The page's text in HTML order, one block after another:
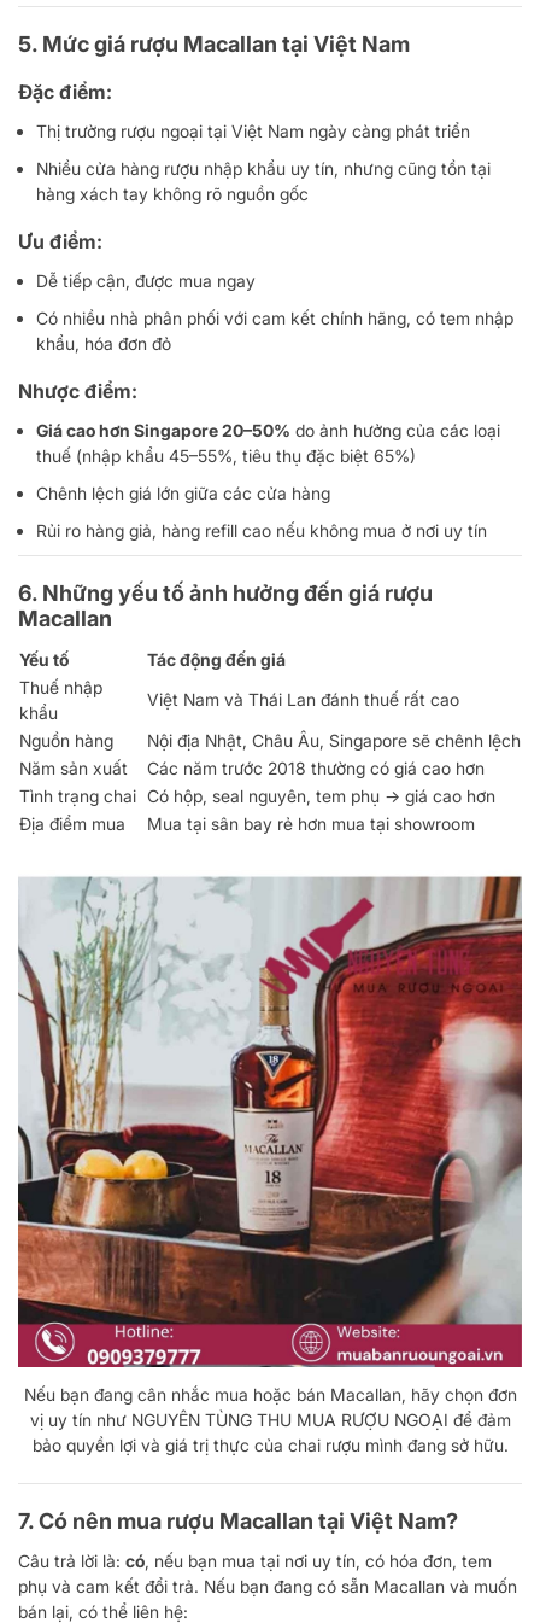
5. Mức giá rượu Macallan tại Việt Nam
Đặc điểm:
Thị trường rượu ngoại tại Việt Nam ngày càng phát triển
Nhiều cửa hàng rượu nhập khẩu uy tín, nhưng cũng tồn tại
hàng xách tay không rõ nguồn gốc
Ưu điểm:
Dễ tiếp cận, được mua ngay
Có nhiều nhà phân phối với cam kết chính hãng, có tem nhập
khẩu, hóa đơn đỏ
Nhược điểm:
Giá cao hơn Singapore 20–50% do ảnh hưởng của các loại
thuế (nhập khẩu 45–55%, tiêu thụ đặc biệt 65%)
Chênh lệch giá lớn giữa các cửa hàng
Rủi ro hàng giả, hàng refill cao nếu không mua ở nơi uy tín
6. Những yếu tố ảnh hưởng đến giá rượu
Macallan
Yếu tố
Tác động đến giá
Thuế nhập
khẩu
Việt Nam và Thái Lan đánh thuế rất cao
Nguồn hàng
Nội địa Nhật, Châu Âu, Singapore sẽ chênh lệch
Năm sản xuất
Các năm trước 2018 thường có giá cao hơn
Tình trạng chai Có hộp, seal nguyên, tem phụ → giá cao hơn
Địa điểm mua
Mua tại sân bay rẻ hơn mua tại showroom
Nếu bạn đang cân nhắc mua hoặc bán Macallan, hãy chọn đơn
vị uy tín như NGUYÊN TÙNG THU MUA RƯỢU NGOẠI để đảm
bảo quyền lợi và giá trị thực của chai rượu mình đang sở hữu.
7. Có nên mua rượu Macallan tại Việt Nam?
Câu trả lời là: có, nếu bạn mua tại nơi uy tín, có hóa đơn, tem
phụ và cam kết đổi trả. Nếu bạn đang có sẵn Macallan và muốn
bán lại, có thể liên hệ: